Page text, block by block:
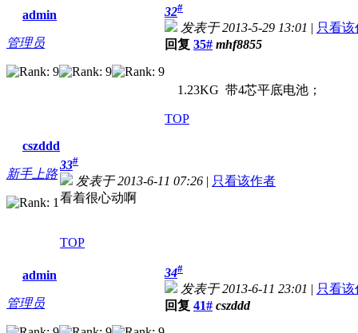
admin
管理员
32#
发表于 2013-5-29 13:01 | 只看该
回复 35# mhf8855
1.23KG 带4芯平底电池；
TOP
cszddd
新手上路
33#
发表于 2013-6-11 07:26 | 只看该作者
看着很心动啊
TOP
admin
管理员
34#
发表于 2013-6-11 23:01 | 只看该
回复 41# cszddd